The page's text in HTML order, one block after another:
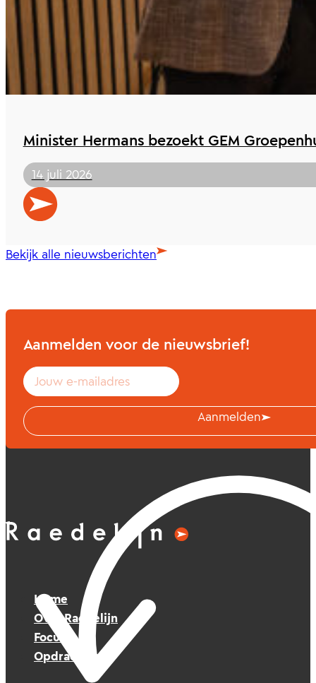
Minister Hermans bezoekt GEM
14 juli 2026
Bekijk alle nieuwsberichten
Aanmelden voor de nieuwsbrief!
Aanmelden
Home
Over Raedelijn
Focus
Opdrachten